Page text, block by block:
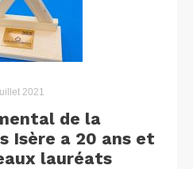
2021
de la
Isère a 20 ans et
lauréats